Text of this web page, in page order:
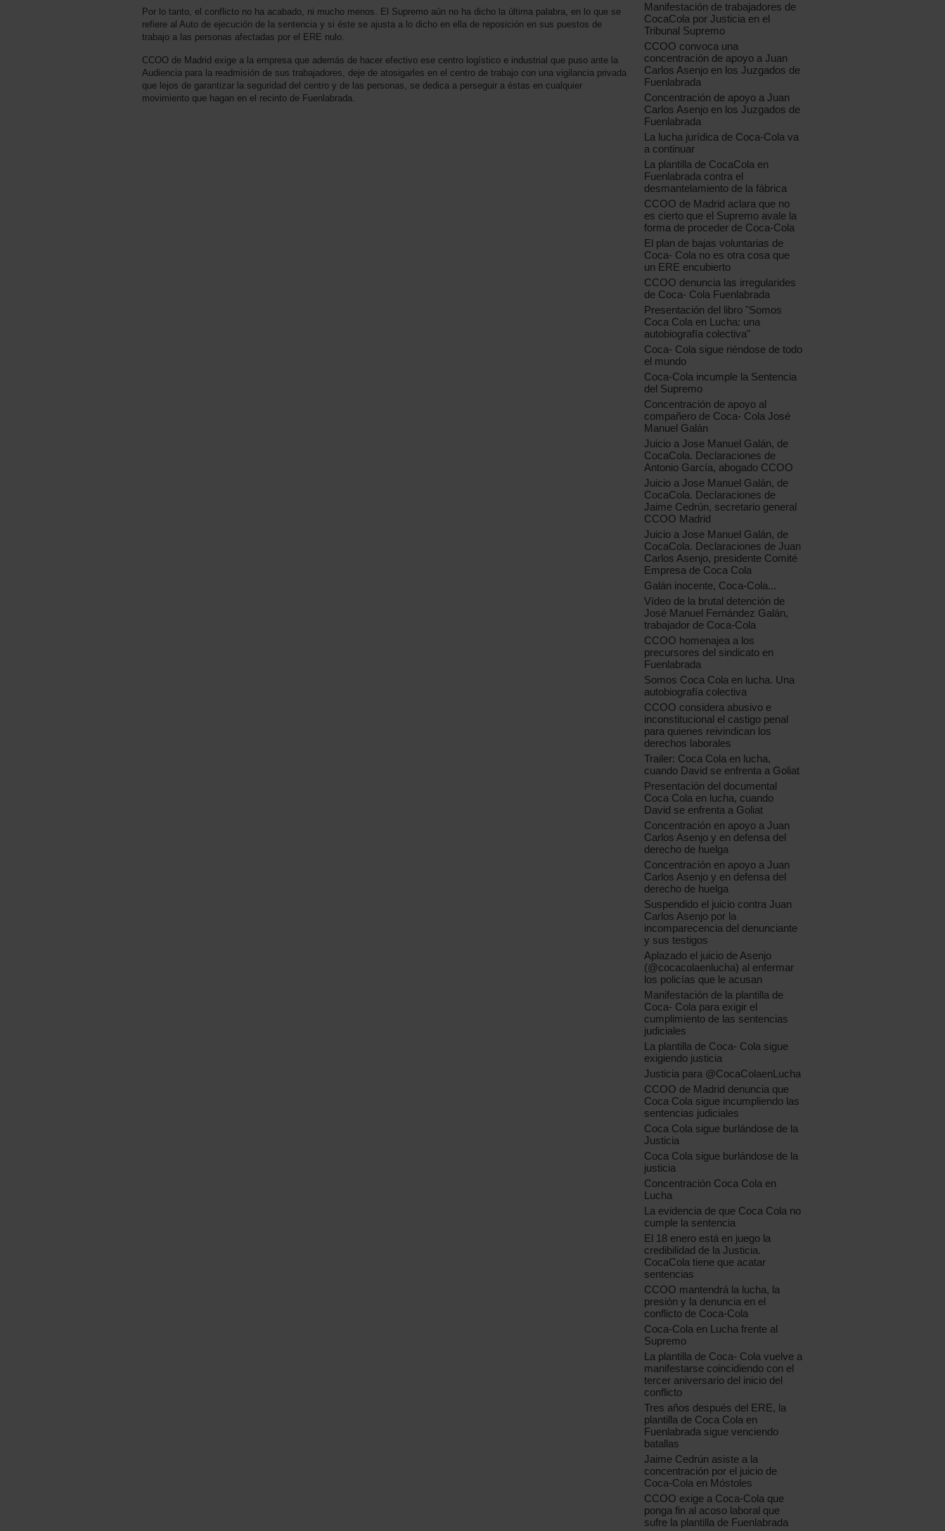
Por lo tanto, el conflicto no ha acabado, ni mucho menos. El Supremo aún no ha dicho la última palabra, en lo que se
refiere al Auto de ejecución de la sentencia y si éste se ajusta a lo dicho en ella de reposición en sus puestos de
trabajo a las personas afectadas por el ERE nulo.
CCOO de Madrid exige a la empresa que además de hacer efectivo ese centro logístico e industrial que puso ante la
Audiencia para la readmisión de sus trabajadores, deje de atosigarles en el centro de trabajo con una vigilancia privada
que lejos de garantizar la seguridad del centro y de las personas, se dedica a perseguir a éstas en cualquier
movimiento que hagan en el recinto de Fuenlabrada.
Manifestación de trabajadores de
CocaCola por Justicia en el
Tribunal Supremo
CCOO convoca una
concentración de apoyo a Juan
Carlos Asenjo en los Juzgados de
Fuenlabrada
Concentración de apoyo a Juan
Carlos Asenjo en los Juzgados de
Fuenlabrada
La lucha jurídica de Coca-Cola va
a continuar
La plantilla de CocaCola en
Fuenlabrada contra el
desmantelamiento de la fábrica
CCOO de Madrid aclara que no
es cierto que el Supremo avale la
forma de proceder de Coca-Cola
El plan de bajas voluntarias de
Coca- Cola no es otra cosa que
un ERE encubierto
CCOO denuncia las irregularides
de Coca- Cola Fuenlabrada
Presentación del libro "Somos
Coca Cola en Lucha: una
autobiografía colectiva"
Coca- Cola sigue riéndose de todo
el mundo
Coca-Cola incumple la Sentencia
del Supremo
Concentración de apoyo al
compañero de Coca- Cola José
Manuel Galán
Juicio a Jose Manuel Galán, de
CocaCola. Declaraciones de
Antonio García, abogado CCOO
Juicio a Jose Manuel Galán, de
CocaCola. Declaraciones de
Jaime Cedrún, secretario general
CCOO Madrid
Juicio a Jose Manuel Galán, de
CocaCola. Declaraciones de Juan
Carlos Asenjo, presidente Comité
Empresa de Coca Cola
Galán inocente, Coca-Cola...
Vídeo de la brutal detención de
José Manuel Fernández Galán,
trabajador de Coca-Cola
CCOO homenajea a los
precursores del sindicato en
Fuenlabrada
Somos Coca Cola en lucha. Una
autobiografía colectiva
CCOO considera abusivo e
inconstitucional el castigo penal
para quienes reivindican los
derechos laborales
Trailer: Coca Cola en lucha,
cuando David se enfrenta a Goliat
Presentación del documental
Coca Cola en lucha, cuando
David se enfrenta a Goliat
Concentración en apoyo a Juan
Carlos Asenjo y en defensa del
derecho de huelga
Concentración en apoyo a Juan
Carlos Asenjo y en defensa del
derecho de huelga
Suspendido el juicio contra Juan
Carlos Asenjo por la
incomparecencia del denunciante
y sus testigos
Aplazado el juicio de Asenjo
(@cocacolaenlucha) al enfermar
los policías que le acusan
Manifestación de la plantilla de
Coca- Cola para exigir el
cumplimiento de las sentencias
judiciales
La plantilla de Coca- Cola sigue
exigiendo justicia
Justicia para @CocaColaenLucha
CCOO de Madrid denuncia que
Coca Cola sigue incumpliendo las
sentencias judiciales
Coca Cola sigue burlándose de la
Justicia
Coca Cola sigue burlándose de la
justicia
Concentración Coca Cola en
Lucha
La evidencia de que Coca Cola no
cumple la sentencia
El 18 enero está en juego la
credibilidad de la Justicia.
CocaCola tiene que acatar
sentencias
CCOO mantendrá la lucha, la
presión y la denuncia en el
conflicto de Coca-Cola
Coca-Cola en Lucha frente al
Supremo
La plantilla de Coca- Cola vuelve a
manifestarse coincidiendo con el
tercer aniversario del inicio del
conflicto
Tres años después del ERE, la
plantilla de Coca Cola en
Fuenlabrada sigue venciendo
batallas
Jaime Cedrún asiste a la
concentración por el juicio de
Coca-Cola en Móstoles
CCOO exige a Coca-Cola que
ponga fin al acoso laboral que
sufre la plantilla de Fuenlabrada